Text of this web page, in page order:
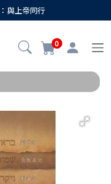
與上帝同行
0